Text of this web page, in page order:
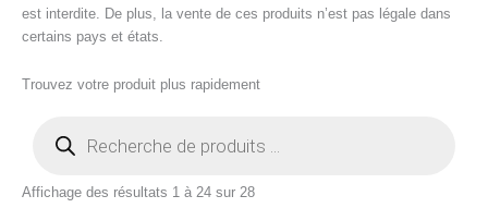
est interdite. De plus, la vente de ces produits n’est pas légale dans
certains pays et états.
Trouvez votre produit plus rapidement
Affichage des résultats 1 à 24 sur 28